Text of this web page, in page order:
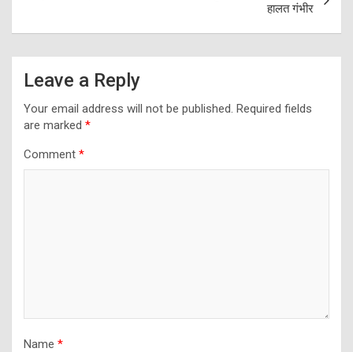
हालत गंभीर
Leave a Reply
Your email address will not be published. Required fields
are marked *
Comment *
Name *